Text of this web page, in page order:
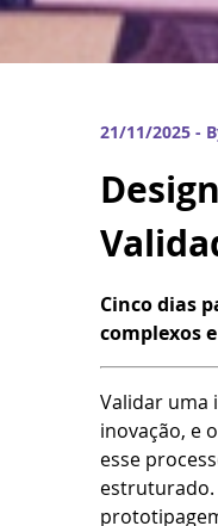
21/11/2025 -
Cinco dias
complexos
Validar uma
inovação, e
esse
estruturado.